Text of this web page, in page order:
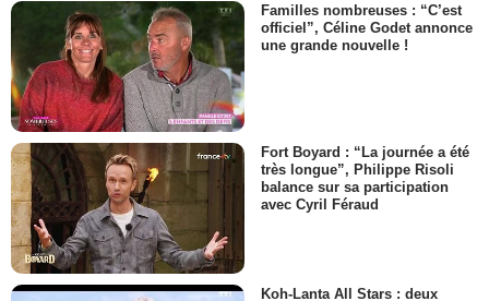
Familles nombreuses : “C’est
officiel”, Céline Godet annonce
une grande nouvelle !
Fort Boyard : “La journée a été
très longue”, Philippe Risoli
balance sur sa participation
avec Cyril Féraud
Koh-Lanta All Stars : deux